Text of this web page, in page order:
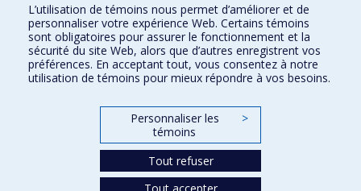
Orthophonie et audiologie
Réadaptation
Directions
L’utilisation de témoins nous permet d’améliorer et de
personnaliser votre expérience Web. Certains témoins
sont obligatoires pour assurer le fonctionnement et la
sécurité du site Web, alors que d’autres enregistrent vos
préférences. En acceptant tout, vous consentez à notre
utilisation de témoins pour mieux répondre à vos besoins.
Personnaliser les
témoins
>
Tout refuser